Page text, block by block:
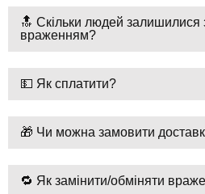
🔝 Скільки людей
враженням?
💵 Як сплатити?
🎁 Чи можна замовити
🔁 Як замінити/обміняти